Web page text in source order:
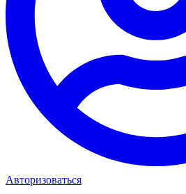
Авторизоваться